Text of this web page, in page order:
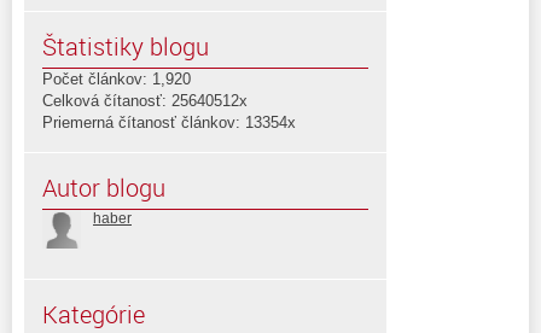
Štatistiky blogu
Počet článkov: 1,920
Celková čítanosť: 25640512x
Priemerná čítanosť článkov: 13354x
Autor blogu
haber
Kategórie